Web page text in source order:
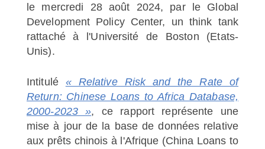
le mercredi 28 août 2024, par le Global
Development Policy Center, un think tank
rattaché à l'Université de Boston (Etats-
Unis).
Intitulé « Relative Risk and the Rate of
Return: Chinese Loans to Africa Database,
2000-2023 », ce rapport représente une
mise à jour de la base de données relative
aux prêts chinois à l'Afrique (China Loans to